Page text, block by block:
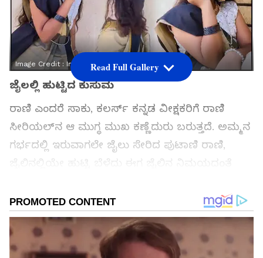
Image Credit : Instagram
ಜೈಲಲ್ಲಿ ಹುಟ್ಟಿದ ಕುಸುಮ
ರಾಣಿ ಎಂದರೆ ಸಾಕು, ಕಲರ್ಸ್​ ಕನ್ನಡ ವೀಕ್ಷಕರಿಗೆ ರಾಣಿ
ಸೀರಿಯಲ್​ನ ಆ ಮುಗ್ಧ ಮುಖ ಕಣ್ಣೆದುರು ಬರುತ್ತದೆ. ಅಮ್ಮನ
ಗರ್ಭದಲ್ಲಿ ಇರುವಾಗಲೇ ಜೈಲು ಸೇರಿದ ಪುಟಾಣಿ ರಾಣಿ,
ಸಮಗ್ರ ಸುದ್ದಿ ಮೂಲವನ್ನಾಗಿ asianet suvarna news ಅನ್ನು
ಆಯ್ಕೆ ಮಾಡಿಕೊಳ್ಳಿ
Read Full Gallery